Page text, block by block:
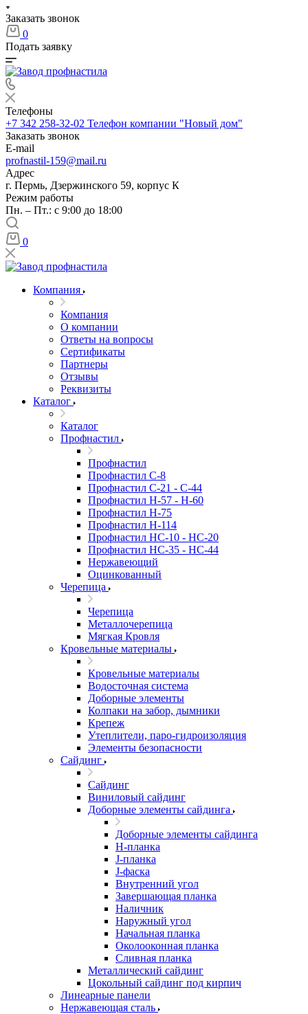
Заказать звонок
0
Подать заявку
Телефоны
+7 342 258-32-02 Телефон компании "Новый дом"
Заказать звонок
E-mail
profnastil-159@mail.ru
Адрес
г. Пермь, Дзержинского 59, корпус К
Режим работы
Пн. – Пт.: с 9:00 до 18:00
0
Компания
Компания
О компании
Ответы на вопросы
Сертификаты
Партнеры
Отзывы
Реквизиты
Каталог
Каталог
Профнастил
Профнастил
Профнастил С-8
Профнастил C-21 - C-44
Профнастил H-57 - H-60
Профнастил Н-75
Профнастил H-114
Профнастил HC-10 - HC-20
Профнастил HC-35 - HC-44
Нержавеющий
Оцинкованный
Черепица
Черепица
Металлочерепица
Мягкая Кровля
Кровельные материалы
Кровельные материалы
Водосточная система
Доборные элементы
Колпаки на забор, дымники
Крепеж
Утеплители, паро-гидроизоляция
Элементы безопасности
Сайдинг
Сайдинг
Виниловый сайдинг
Доборные элементы сайдинга
Доборные элементы сайдинга
H-планка
J-планка
J-фаска
Внутренний угол
Завершающая планка
Наличник
Наружный угол
Начальная планка
Околооконная планка
Сливная планка
Металлический сайдинг
Цокольный сайдинг под кирпич
Линеарные панели
Нержавеющая сталь